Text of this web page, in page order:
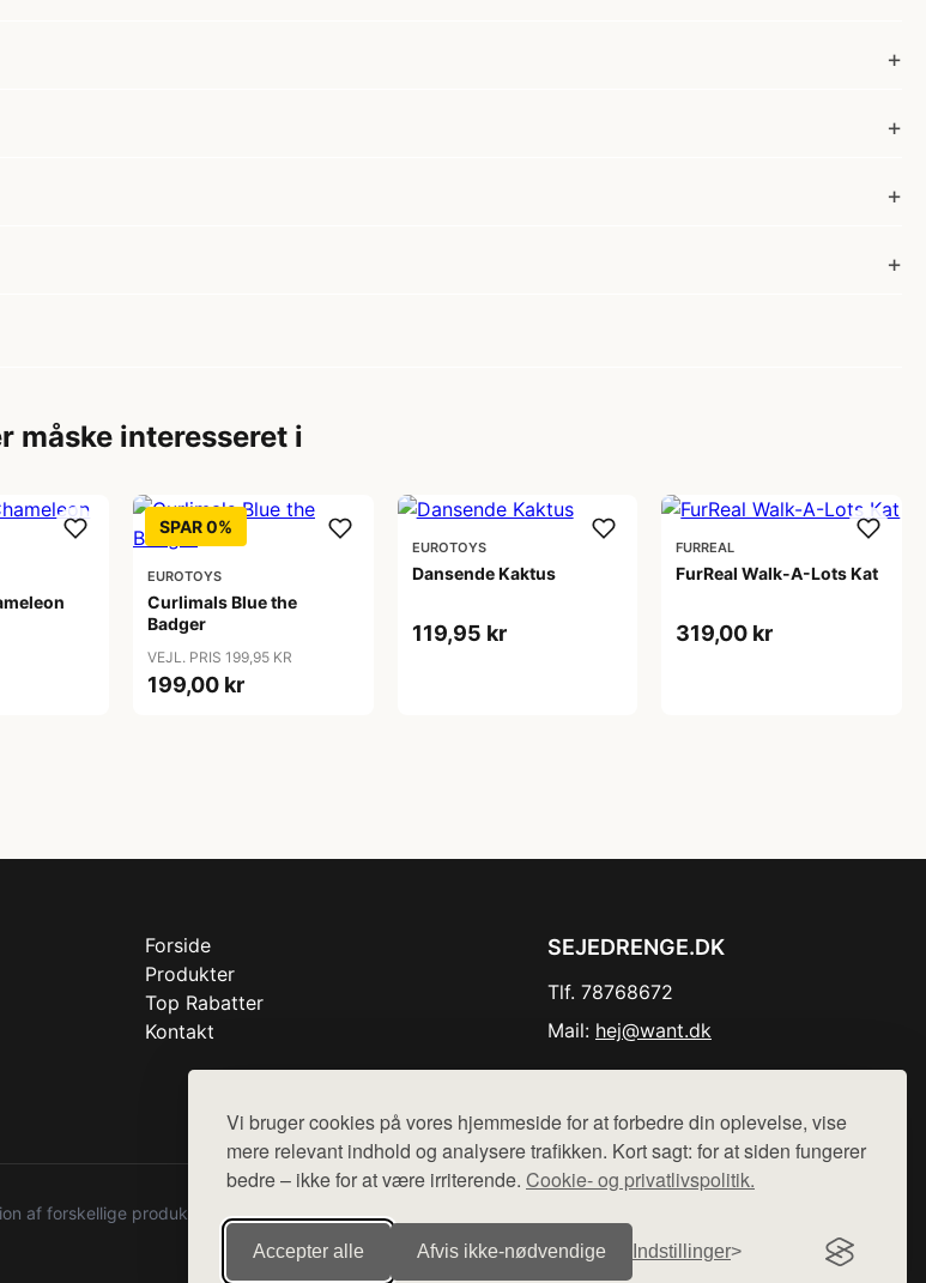
Vi bruger cookies på vores hjemmeside for at forbedre din oplevelse, vise
mere relevant indhold og analysere trafikken. Kort sagt: for at siden fungerer
bedre – ikke for at være irriterende. Cookie- og privatlivspolitik.
Accepter alle Afvis ikke‑nødvendige Indstillinger
måske interesseret i
SPAR 0%
EUROTOYS
Curlimals Blue the
Badger
VEJL. PRIS 199,95 KR
199,00 kr
EUROTOYS
Dansende Kaktus
119,95 kr
FURREAL
FurReal Walk-A-Lots Kat
319,00 kr
Forside
Produkter
Top Rabatter
Kontakt
SEJEDRENGE.DK
Tlf. 78768672
Mail: hej@want.dk
af forskellige produkter fra diverse webshops. Der sælges ikke varer fra denne side - vi henviser til de shops,